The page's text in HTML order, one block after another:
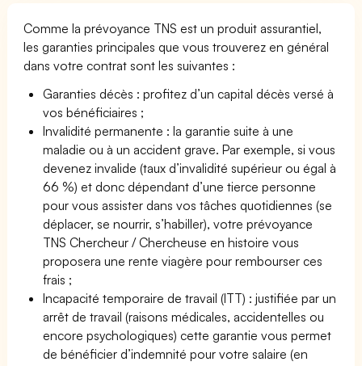
Comme la prévoyance TNS est un produit assurantiel,
les garanties principales que vous trouverez en général
dans votre contrat sont les suivantes :
Garanties décès : profitez d’un capital décès versé à
vos bénéficiaires ;
Invalidité permanente : la garantie suite à une
maladie ou à un accident grave. Par exemple, si vous
devenez invalide (taux d’invalidité supérieur ou égal à
66 %) et donc dépendant d’une tierce personne
pour vous assister dans vos tâches quotidiennes (se
déplacer, se nourrir, s’habiller), votre prévoyance
TNS Chercheur / Chercheuse en histoire vous
proposera une rente viagère pour rembourser ces
frais ;
Incapacité temporaire de travail (ITT) : justifiée par un
arrêt de travail (raisons médicales, accidentelles ou
encore psychologiques) cette garantie vous permet
de bénéficier d’indemnité pour votre salaire (en